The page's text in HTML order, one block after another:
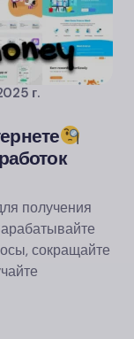
г.
получения
сокращайте